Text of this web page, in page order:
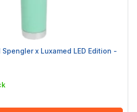
x Luxamed LED Edition -